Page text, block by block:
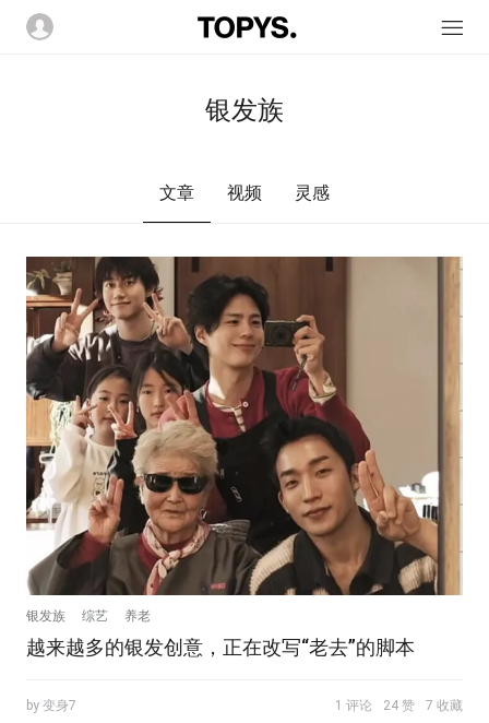
银发族
文章 视频 灵感
银发族 综艺 养老
越来越多的银发创意，正在改写“老去”的脚本
by 变身7 1 评论 24 赞 7 收藏